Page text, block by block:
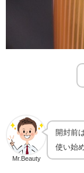
Mr.Beauty
開封前
使い始